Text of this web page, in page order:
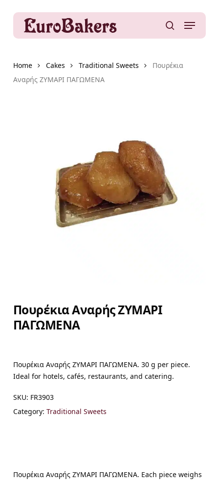
content
Menu
Home Cakes Traditional Sweets
Πουρέκια
Αναρής ΖΥΜΑΡΙ ΠΑΓΩΜΕΝΑ
Πουρέκια Αναρής ΖΥΜΑΡΙ
ΠΑΓΩΜΕΝΑ
Πουρέκια Αναρής ΖΥΜΑΡΙ ΠΑΓΩΜΕΝΑ. 30 g per piece.
Ideal for hotels, cafés, restaurants, and catering.
SKU: FR3903
Category: Traditional Sweets
Πουρέκια Αναρής ΖΥΜΑΡΙ ΠΑΓΩΜΕΝΑ. Each piece weighs